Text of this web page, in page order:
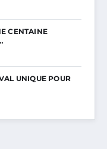
CENTAINE
UNIQUE POUR